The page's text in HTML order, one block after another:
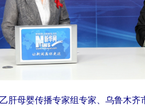
肝母婴传播专家组专家、乌鲁木